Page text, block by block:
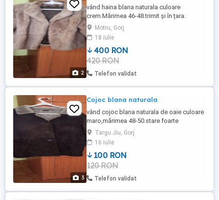
2
vând haina blana naturala culoare
crem.Mărimea 46-48.trimit și în țara.
Motru, Gorj
18 iulie
400 RON
420 RON
Telefon validat
3
Cojoc blana naturala
vând cojoc blana naturala de oaie culoare
maro,mărimea 48-50.stare foarte
buna.trimt și în țară.
Targu Jiu, Gorj
16 iulie
100 RON
120 RON
Telefon validat